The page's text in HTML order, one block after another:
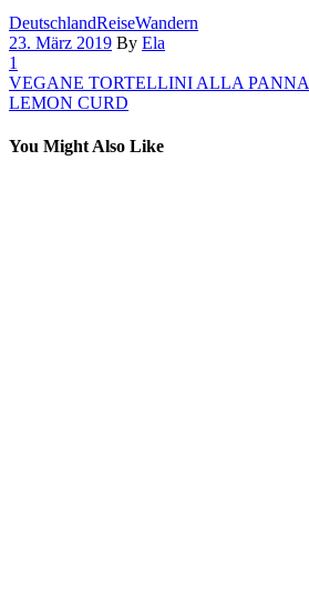
DeutschlandReiseWandern
23. März 2019 By Ela
1
VEGANE TORTELLINI ALLA PANNA
LEMON CURD
You Might Also Like